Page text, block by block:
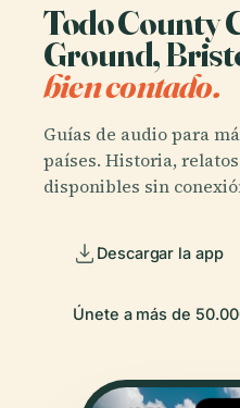
Todo County
Ground,
bien contado.
Guías de audio para
países. Historia,
disponibles sin
Descargar la app
Únete a más de